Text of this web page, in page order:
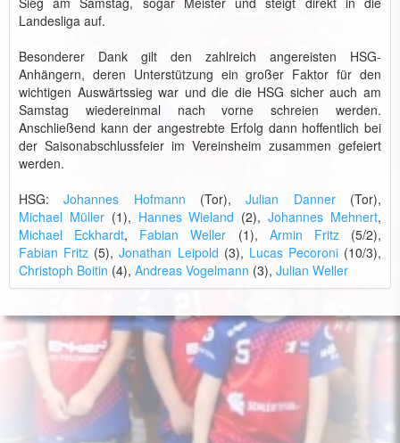
Landesliga auf.
Besonderer Dank gilt den zahlreich angereisten HSG-
Anhängern, deren Unterstützung ein großer Faktor für den
wichtigen Auswärtssieg war und die die HSG sicher auch am
Samstag wiedereinmal nach vorne schreien werden.
Anschließend kann der angestrebte Erfolg dann hoffentlich bei
der Saisonabschlussfeier im Vereinsheim zusammen gefeiert
werden.
HSG:Johannes Hofmann (Tor),Julian Danner(Tor),
Michael Müller(1), Hannes Wieland (2),Johannes Mehnert,
Michael Eckhardt, Fabian Weller (1), Armin Fritz(5/2),
Fabian Fritz (5),Jonathan Leipold (3), Lucas Pecoroni(10/3),
Christoph Boitin (4), Andreas Vogelmann (3), Julian Weller